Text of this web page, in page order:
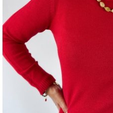
MANTEAUX & PARKAS
JUPES & SHORTS
ACCESSOIRES
CARTES CADEAUX
FOULARDS ET ÉCHARPES
BRADERIE D'ÉTÉ
ACCESSOIRES